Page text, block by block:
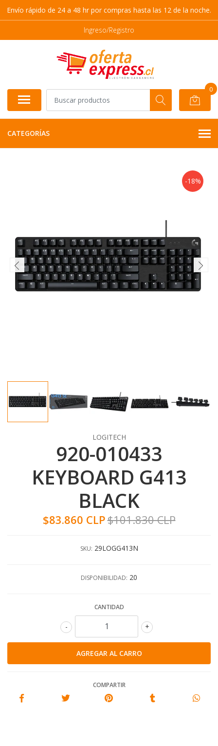
Envío rápido de 24 a 48 hr por compras hasta las 12 de la noche.
Ingreso/Registro
0
CATEGORÍAS
-18%
LOGITECH
920-010433
KEYBOARD G413
BLACK
$83.860 CLP$101.830 CLP
SKU: 29LOGG413N
DISPONIBILIDAD: 20
CANTIDAD
+
-
COMPARTIR